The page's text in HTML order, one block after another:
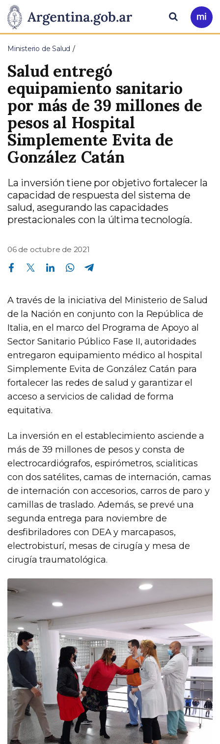
Presidencia
de
la
Nación
Pasar al contenido principal
Ir
a
Buscar
Ministerio de Salud
Salud entregó
equipamiento sanitario
por más de 39 millones de
pesos al Hospital
Simplemente Evita de
González Catán
La inversión tiene por objetivo fortalecer la
capacidad de respuesta del sistema de
salud, asegurando las capacidades
prestacionales con la última tecnología.
06 de octubre de 2021
Compartir en Facebook Compartir en Twitter Compartir en Linkedin Compartir en Whatsapp
A través de la iniciativa del Ministerio de Salud
de la Nación en conjunto con la República de
Italia, en el marco del Programa de Apoyo al
Sector Sanitario Público Fase II, autoridades
entregaron equipamiento médico al hospital
Simplemente Evita de González Catán para
fortalecer las redes de salud y garantizar el
acceso a servicios de calidad de forma
equitativa.
La inversión en el establecimiento asciende a
más de 39 millones de pesos y consta de
electrocardiógrafos, espirómetros, scialiticas
con dos satélites, camas de internación, camas
de internación con accesorios, carros de paro y
camillas de traslado. Además, se prevé una
segunda entrega para noviembre de
desfibriladores con DEA y marcapasos,
electrobisturí, mesas de cirugía y mesa de
cirugía traumatológica.